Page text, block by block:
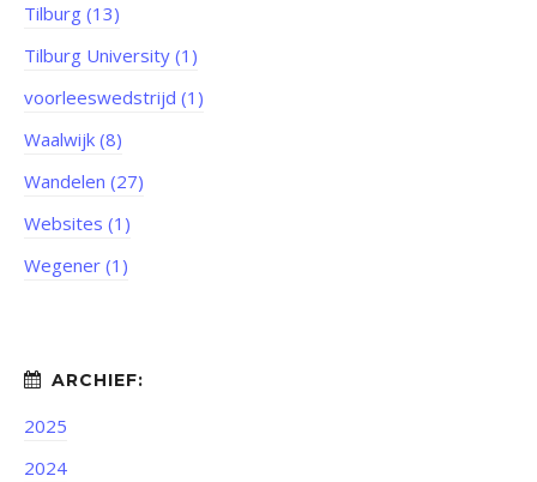
Tilburg (13)
Tilburg University (1)
voorleeswedstrijd (1)
Waalwijk (8)
Wandelen (27)
Websites (1)
Wegener (1)
2025
2024